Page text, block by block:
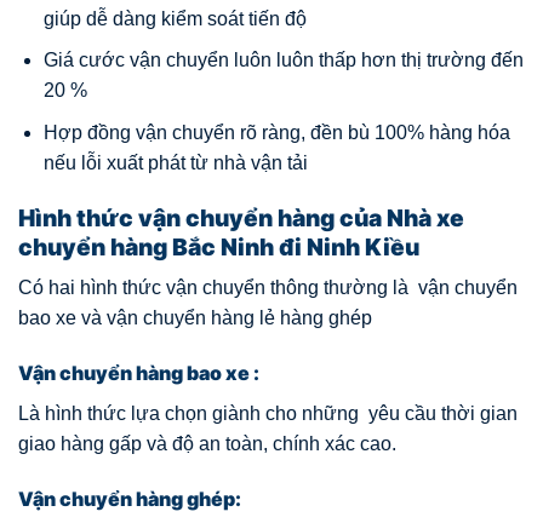
giúp dễ dàng kiểm soát tiến độ
Giá cước vận chuyển luôn luôn thấp hơn thị trường đến
20 %
Hợp đồng vận chuyển rõ ràng, đền bù 100% hàng hóa
nếu lỗi xuất phát từ nhà vận tải
Hình thức vận chuyển hàng của Nhà xe
chuyển hàng Bắc Ninh đi Ninh Kiều
Có hai hình thức vận chuyển thông thường là vận chuyển
bao xe và vận chuyển hàng lẻ hàng ghép
Vận chuyển hàng bao xe :
Là hình thức lựa chọn giành cho những yêu cầu thời gian
giao hàng gấp và độ an toàn, chính xác cao.
Vận chuyển hàng ghép: